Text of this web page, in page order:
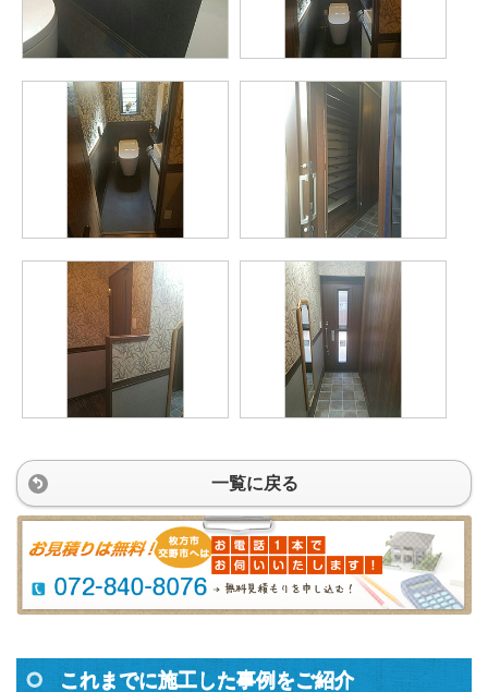
一覧に戻る
これまでに施工した事例をご紹介